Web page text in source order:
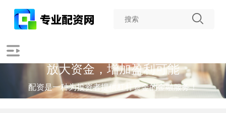
放大资金，增加盈利可能
配资是一种为投资者提供杠杆资金的金融服务！